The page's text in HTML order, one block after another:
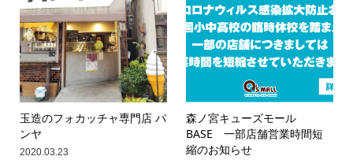
玉造のフォカッチャ専門店 パ
ンヤ
2020.03.23
森ノ宮キューズモール
BASE 一部店舗営業時間短
縮のお知らせ